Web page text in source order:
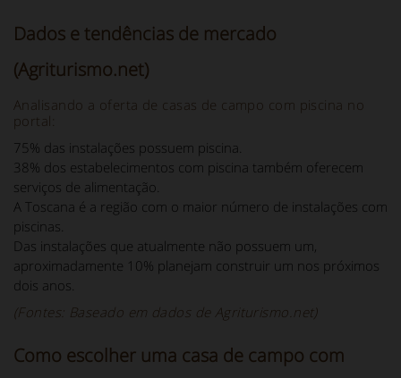
Dados e tendências de mercado
(Agriturismo.net)
Analisando a oferta de casas de campo com piscina no
portal:
75% das instalações possuem piscina.
38% dos estabelecimentos com piscina também oferecem
serviços de alimentação.
A Toscana é a região com o maior número de instalações com
piscinas.
Das instalações que atualmente não possuem um,
aproximadamente 10% planejam construir um nos próximos
dois anos.
(Fontes: Baseado em dados de Agriturismo.net)
Como escolher uma casa de campo com